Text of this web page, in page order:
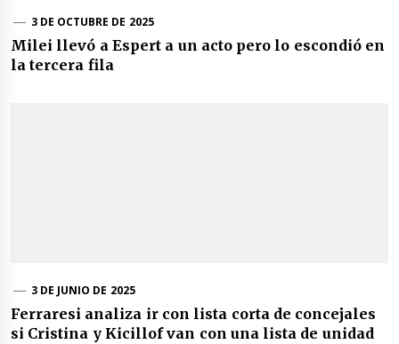
3 DE OCTUBRE DE 2025
Milei llevó a Espert a un acto pero lo escondió en
la tercera fila
3 DE JUNIO DE 2025
Ferraresi analiza ir con lista corta de concejales
si Cristina y Kicillof van con una lista de unidad